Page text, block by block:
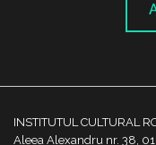
INSTITUTUL CULTURAL
Aleea Alexandru nr. 38,